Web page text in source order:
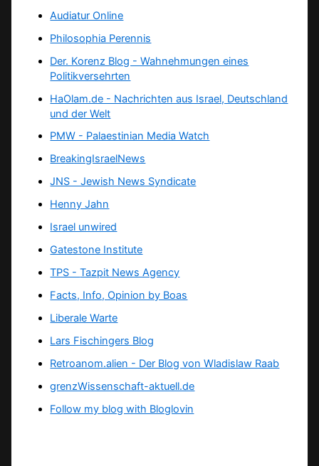
Audiatur Online
Philosophia Perennis
Der. Korenz Blog - Wahnehmungen eines
Politikversehrten
HaOlam.de - Nachrichten aus Israel, Deutschland
und der Welt
PMW - Palaestinian Media Watch
BreakingIsraelNews
JNS - Jewish News Syndicate
Henny Jahn
Israel unwired
Gatestone Institute
TPS -Tazpit News Agency
Facts, Info, Opinion by Boas
Liberale Warte
Lars Fischingers Blog
Retroanom.alien - Der Blog von Wladislaw Raab
grenzWissenschaft-aktuell.de
Follow my blog with Bloglovin